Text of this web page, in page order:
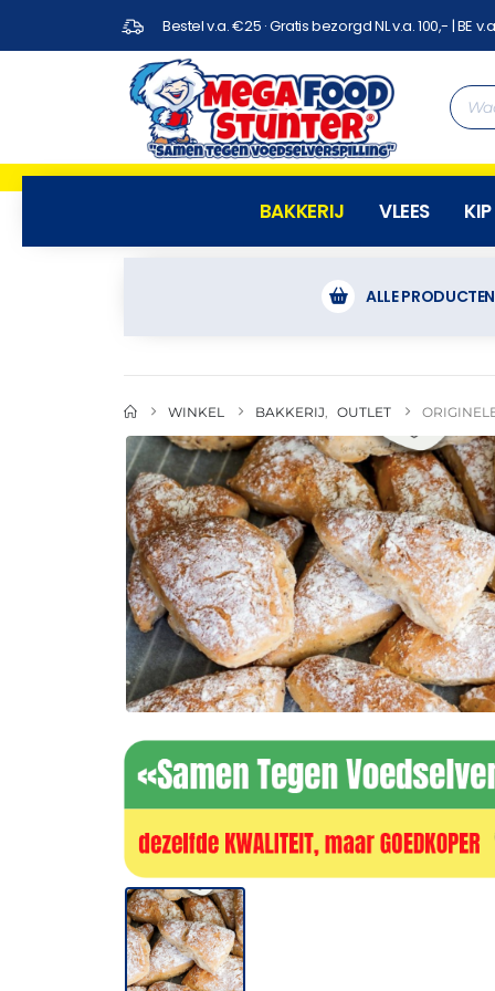
Bestel v.a. €25 · Gratis bezorgd NL v.a. 100,- | BE
BAKKERIJ VLEES KIP
ALLE PRODUCTEN
WINKEL BAKKERIJ OUTLET